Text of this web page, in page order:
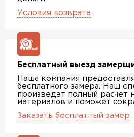
Условия возврата
Бесплатный выезд
Наша компания
бесплатного замера. Наш
произведет полный расчет
материалов и поможет
Заказать бесплатный замер